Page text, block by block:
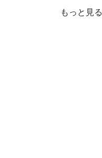
もっと見る